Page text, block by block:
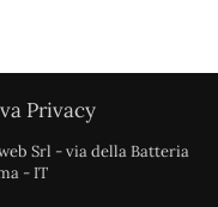
Privacy
Srl - via della Batteria
- IT